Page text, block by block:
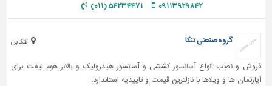
۰۹۱۱۳۹۲۹۸۴۲ ۵۴۲۳۴۴۷۱ (۰۱۱)
تنکابن گروه صنعتی تنکا
فروش و نصب انواعآسانسورکششی و آسانسور هیدرولیک و بالابر هوم لیفت برای
آپارتمان ها و ویلاها با نازلترین قیمت و تاییدیه استاندارد.